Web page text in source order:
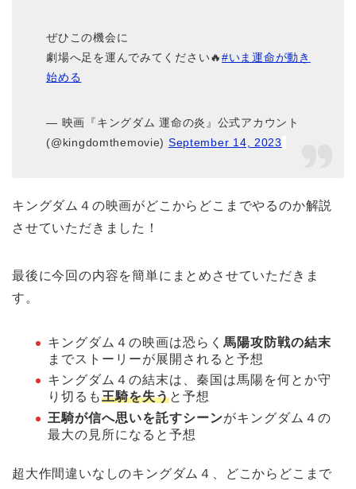
ぜひこの機会に
劇場へ足を運んでみてください🔥#いま運命が動き
始める
— 映画『キングダム 運命の炎』公式アカウント
(@kingdomthemovie) September 14, 2023
キングダム４の映画がどこからどこまでやるのか解説
させていただきました！
最後に今回の内容を簡単にまとめさせていただきま
す。
キングダム４の映画は恐らく 馬陽攻防戦の結末
までストーリーが展開されると予想
キングダム４の結末は、秦国は馬陽を何とか守
り切るも王騎を失うと予想
王騎が信へ思いを託すシーンがキングダム４の
最大の見所になると予想
超大作間違いなしのキングダム４、どこからどこまで